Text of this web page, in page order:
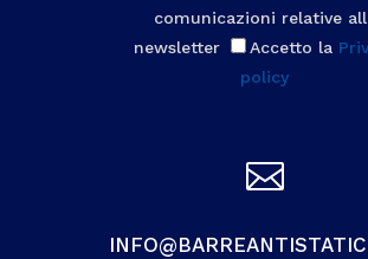
comunicazioni relative
newsletter
Accetto la
policy
